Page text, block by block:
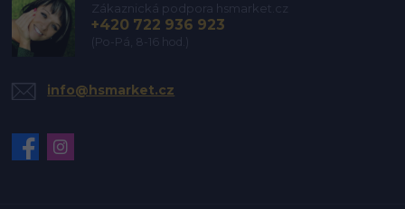
Zákaznická podpora hsmarket.cz
+420 722 936 923
(Po-Pá, 8-16 hod.)
info@hsmarket.cz